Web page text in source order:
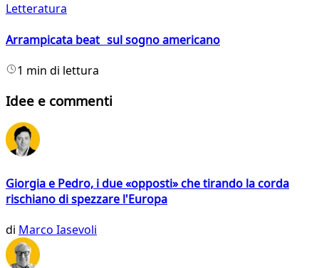
Letteratura
Arrampicata beat sul sogno americano
1 min di lettura
Idee e commenti
Giorgia e Pedro, i due «opposti» che tirando la corda
rischiano di spezzare l'Europa
di Marco Iasevoli